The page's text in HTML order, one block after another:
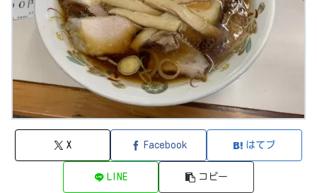
X Facebook はてブ
LINE コピー